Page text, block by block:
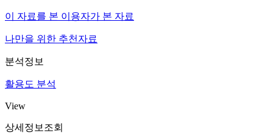
이 자료를 본 이용자가 본 자료
나만을 위한 추천자료
분석정보
활용도 분석
View
상세정보조회